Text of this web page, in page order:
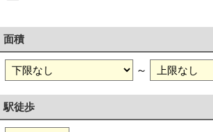
面積
～
駅徒歩